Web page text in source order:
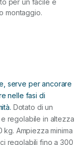
montaggio.
serve per ancorare
nelle fasi di
Dotato di un
regolabile in altezza
Ampiezza minima
regolabili fino a 300